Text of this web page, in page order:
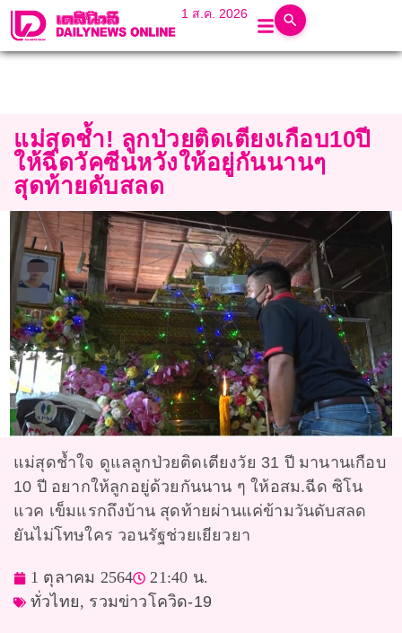
1 ส.ค. 2026
แม่สุดช้ำ! ลูกป่วยติดเตียงเกือบ10ปี
ให้ฉีดวัคซีนหวังให้อยู่กันนานๆ
สุดท้ายดับสลด
แม่สุดช้ำใจ ดูแลลูกป่วยติดเตียงวัย 31 ปี มานานเกือบ
10 ปี อยากให้ลูกอยู่ด้วยกันนาน ๆ ให้อสม.ฉีด ซิโน
แวค เข็มแรกถึงบ้าน สุดท้ายผ่านแค่ข้ามวันดับสลด
ยันไม่โทษใคร วอนรัฐช่วยเยียวยา
1 ตุลาคม 2564
21:40 น.
ทั่วไทย, รวมข่าวโควิด-19